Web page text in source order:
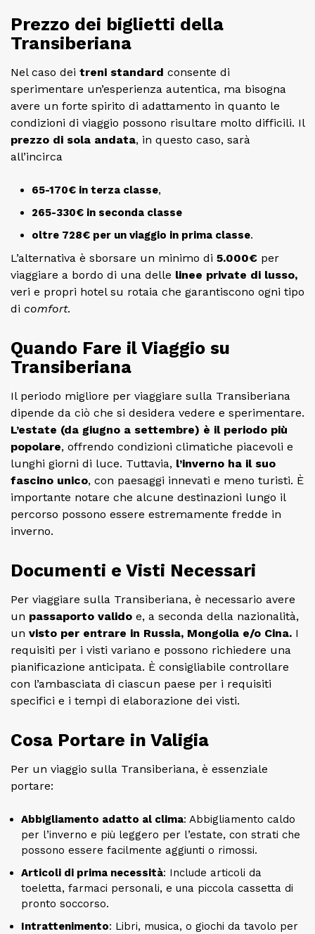
Prezzo dei biglietti della
Transiberiana
Nel caso dei treni standard consente di
sperimentare un’esperienza autentica, ma bisogna
avere un forte spirito di adattamento in quanto le
condizioni di viaggio possono risultare molto difficili. Il
prezzo di sola andata, in questo caso, sarà
all’incirca
65-170€ in terza classe,
265-330€ in seconda classe
oltre 728€ per un viaggio in prima classe.
L’alternativa è sborsare un minimo di 5.000€ per
viaggiare a bordo di una delle linee private di lusso,
veri e propri hotel su rotaia che garantiscono ogni tipo
di comfort.
Quando Fare il Viaggio su
Transiberiana
Il periodo migliore per viaggiare sulla Transiberiana
dipende da ciò che si desidera vedere e sperimentare.
L’estate (da giugno a settembre) è il periodo più
popolare, offrendo condizioni climatiche piacevoli e
lunghi giorni di luce. Tuttavia, l’inverno ha il suo
fascino unico, con paesaggi innevati e meno turisti. È
importante notare che alcune destinazioni lungo il
percorso possono essere estremamente fredde in
inverno.
Documenti e Visti Necessari
Per viaggiare sulla Transiberiana, è necessario avere
un passaporto valido e, a seconda della nazionalità,
un visto per entrare in Russia, Mongolia e/o Cina. I
requisiti per i visti variano e possono richiedere una
pianificazione anticipata. È consigliabile controllare
con l’ambasciata di ciascun paese per i requisiti
specifici e i tempi di elaborazione dei visti.
Cosa Portare in Valigia
Per un viaggio sulla Transiberiana, è essenziale
portare:
Abbigliamento adatto al clima: Abbigliamento caldo
per l’inverno e più leggero per l’estate, con strati che
possono essere facilmente aggiunti o rimossi.
Articoli di prima necessità: Include articoli da
toeletta, farmaci personali, e una piccola cassetta di
pronto soccorso.
Intrattenimento: Libri, musica, o giochi da tavolo per